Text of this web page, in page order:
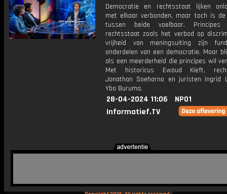
Democratie en rechtsstaat lijken
met elkaar verbonden, maar toch is de
tussen beide voelbaar.
rechtsstaat zoals het verbod op
vrijheid van meningsuiting zijn
onderdelen van een democratie. Maar
als een meerderheid die principes wil
Met historicus Ewoud Kieft,
Jonathan Soeharno en juristen Ingrid
Ybo Buruma.
28-04-2024 11:06
NPO1
Informatief.TV